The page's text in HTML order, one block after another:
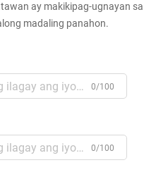
ay makikipag-ugnayan sa
madaling panahon.
0/100
0/100